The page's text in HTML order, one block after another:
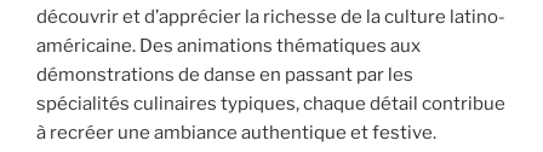
découvrir et d’apprécier la richesse de la culture latino-
américaine. Des animations thématiques aux
démonstrations de danse en passant par les
spécialités culinaires typiques, chaque détail contribue
à recréer une ambiance authentique et festive.